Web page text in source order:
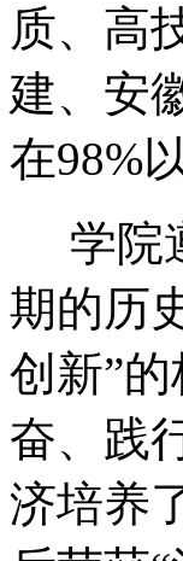
质、高
建、安
在98%
学院
期的历
创新”
奋、践
济培养